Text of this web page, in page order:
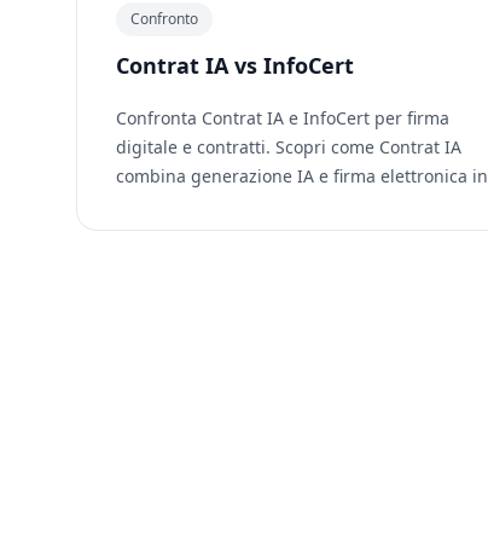
Confronto
Contrat IA vs InfoCert
Confronta Contrat IA e InfoCert per firma
digitale e contratti. Scopri come Contrat IA
combina generazione IA e firma elettronica in